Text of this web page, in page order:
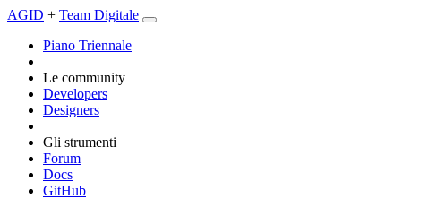
AGID + Team Digitale
Piano Triennale
Le community
Developers
Designers
Gli strumenti
Forum
Docs
GitHub